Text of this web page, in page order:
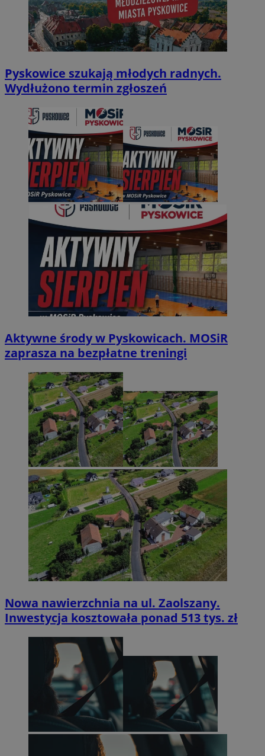
Pyskowice szukają młodych radnych.
Wydłużono termin zgłoszeń
Aktywne środy w Pyskowicach. MOSiR
zaprasza na bezpłatne treningi
Nowa nawierzchnia na ul. Zaolszany.
Inwestycja kosztowała ponad 513 tys. zł